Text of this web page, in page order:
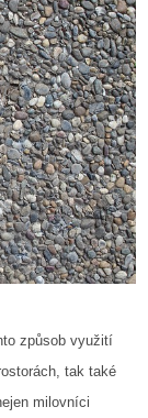
způsob využití
tak také
milovníci